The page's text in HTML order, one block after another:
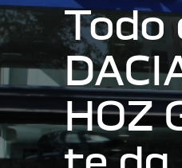
Todo
HOZ